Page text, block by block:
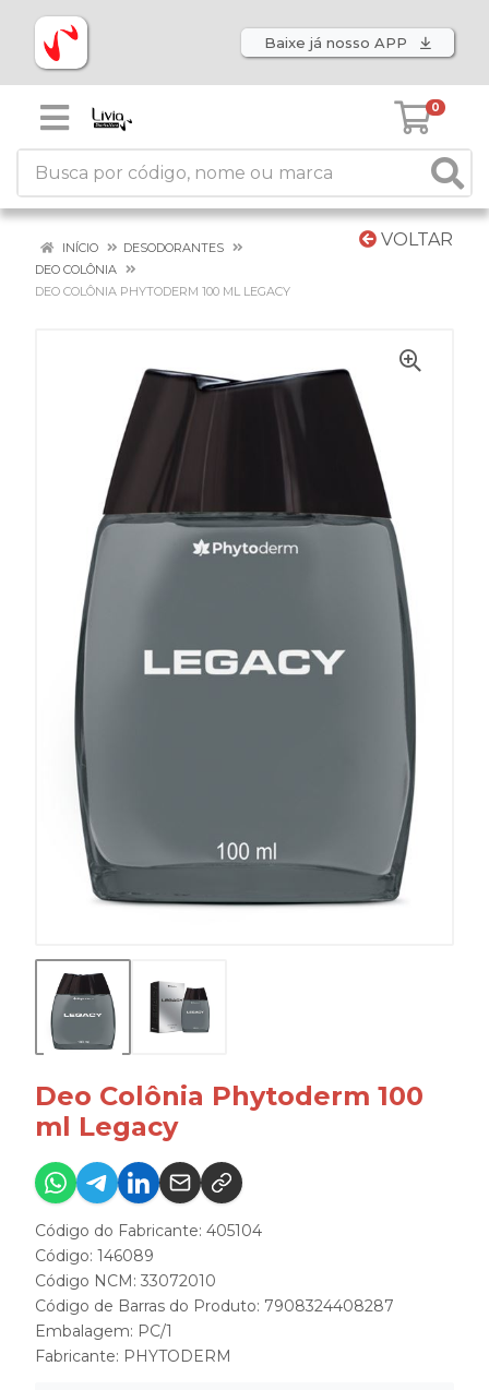
Baixe já nosso APP
0
VOLTAR
INÍCIO
DESODORANTES
DEO COLÔNIA
DEO COLÔNIA PHYTODERM 100 ML LEGACY
Deo Colônia Phytoderm 100
ml Legacy
Código do Fabricante: 405104
Código: 146089
Código NCM: 33072010
Código de Barras do Produto: 7908324408287
Embalagem: PC/1
Fabricante: PHYTODERM